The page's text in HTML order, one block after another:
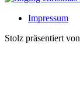
Impressum
Stolz präsentiert von